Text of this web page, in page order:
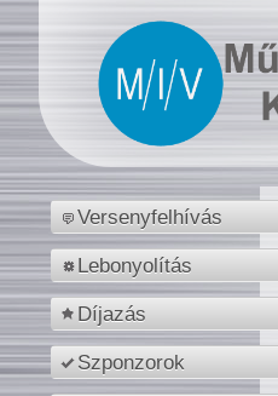
Versenyfelhívás
Lebonyolítás
Díjazás
Szponzorok